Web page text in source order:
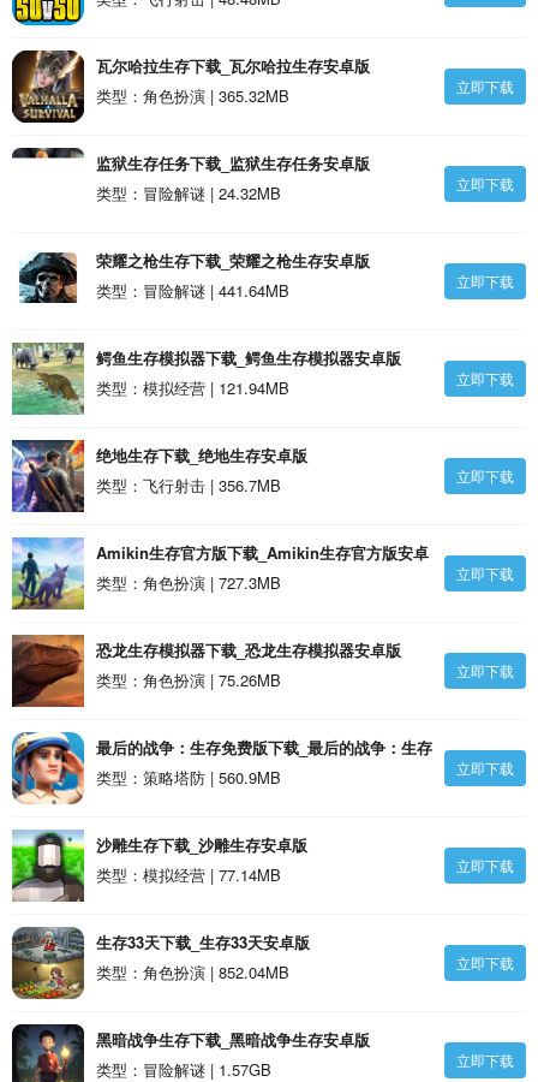
瓦尔哈拉生存下载_瓦尔哈拉生存安卓版
类型：角色扮演 | 365.32MB
立即下载
监狱生存任务下载_监狱生存任务安卓版
类型：冒险解谜 | 24.32MB
立即下载
荣耀之枪生存下载_荣耀之枪生存安卓版
类型：冒险解谜 | 441.64MB
立即下载
鳄鱼生存模拟器下载_鳄鱼生存模拟器安卓版
类型：模拟经营 | 121.94MB
立即下载
绝地生存下载_绝地生存安卓版
类型：飞行射击 | 356.7MB
立即下载
Amikin生存官方版下载_Amikin生存官方版安卓
版
类型：角色扮演 | 727.3MB 立即下载
恐龙生存模拟器下载_恐龙生存模拟器安卓版
类型：角色扮演 | 75.26MB
立即下载
最后的战争：生存免费版下载_最后的战争：生存
免费版安卓版
类型：策略塔防 | 560.9MB 立即下载
沙雕生存下载_沙雕生存安卓版
类型：模拟经营 | 77.14MB
立即下载
生存33天下载_生存33天安卓版
类型：角色扮演 | 852.04MB
立即下载
黑暗战争生存下载_黑暗战争生存安卓版
类型：冒险解谜 | 1.57GB
立即下载